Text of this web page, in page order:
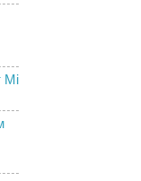
Mi